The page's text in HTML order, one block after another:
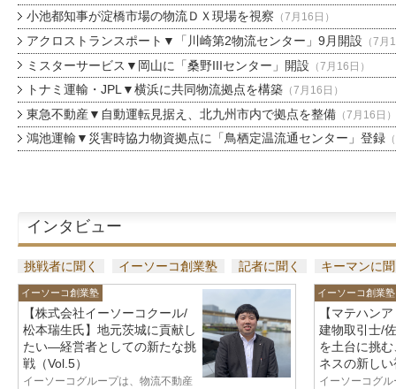
小池都知事が淀橋市場の物流ＤＸ現場を視察 （7月16日）
アクロストランスポート▼「川崎第2物流センター」9月開設 （7月
ミスターサービス▼岡山に「桑野IIIセンター」開設 （7月16日）
トナミ運輸・JPL▼横浜に共同物流拠点を構築（7月16日）
東急不動産▼自動運転見据え、北九州市内で拠点を整備（7月16日）
鴻池運輸▼災害時協力物資拠点に「鳥栖定温流通センター」登録
インタビュー
挑戦者に聞く イーソーコ創業塾 記者に聞く キーマンに
イーソーコ創業塾
【株式会社イーソーコクール/
松本瑞生氏】地元茨城に貢献し
たい—経営者としての新たな挑
戦（Vol.5）
イーソーコグループは、物流不動産
イーソーコ創業塾
【マテハン
建物取引士/
を土台に挑
ネスの新し
イーソーコグ